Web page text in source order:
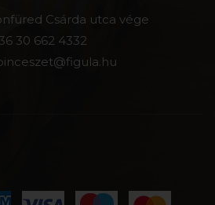
Csárda utca vége
30 662 4332